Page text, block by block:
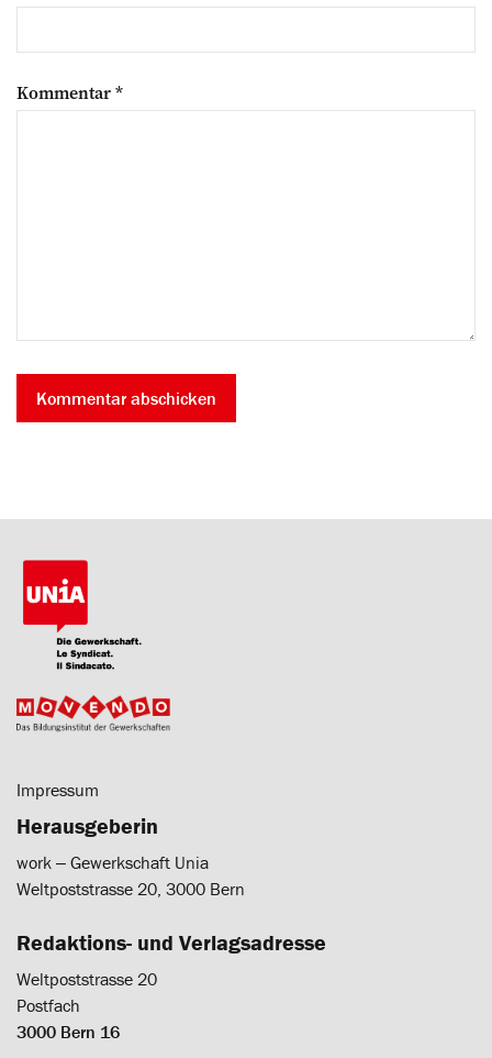
Kommentar*
Impressum
Herausgeberin
work ‒ Gewerkschaft Unia
Weltpoststrasse 20, 3000 Bern
Redaktions- und Verlagsadresse
Weltpoststrasse 20
Postfach
3000 Bern 16